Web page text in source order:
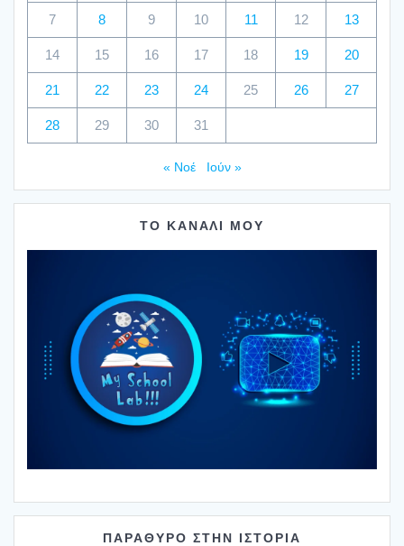
7 8 9 10 11 12 13
14 15 16 17 18 19 20
21 22 23 24 25 26 27
28 29 30 31
« Νοέ Ιούν »
ΤΟ ΚΑΝΑΛΙ ΜΟΥ
ΠΑΡΑΘΥΡΟ ΣΤΗΝ ΙΣΤΟΡΙΑ